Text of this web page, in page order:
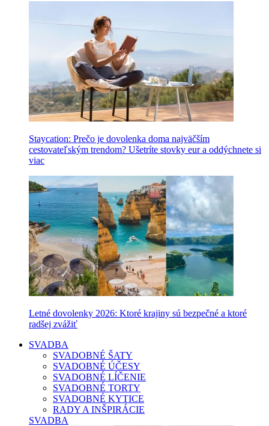
Staycation: Prečo je dovolenka doma najväčším
cestovateľským trendom? Ušetríte stovky eur a oddýchnete si
viac
Letné dovolenky 2026: Ktoré krajiny sú bezpečné a ktoré
radšej zvážiť
SVADBA
SVADOBNÉ ŠATY
SVADOBNÉ ÚČESY
SVADOBNÉ LÍČENIE
SVADOBNÉ TORTY
SVADOBNÉ KYTICE
RADY A INŠPIRÁCIE
SVADBA